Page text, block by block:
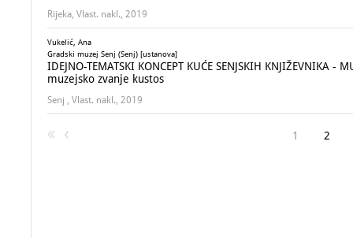
Rijeka, Vlast. nakl., 2019
Vukelić, Ana
Gradski muzej Senj (Senj) [ustanova]
IDEJNO-TEMATSKI KONCEPT KUĆE SENJSKIH KNJIŽEVNIKA
muzejsko zvanje kustos
Senj , Vlast. nakl., 2019
1 2